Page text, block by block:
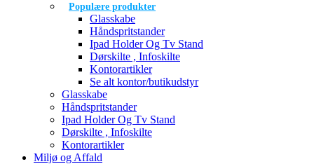
Populære produkter
Glasskabe
Håndspritstander
Ipad Holder Og Tv Stand
Dørskilte , Infoskilte
Kontorartikler
Se alt kontor/butikudstyr
Glasskabe
Håndspritstander
Ipad Holder Og Tv Stand
Dørskilte , Infoskilte
Kontorartikler
Miljø og Affald